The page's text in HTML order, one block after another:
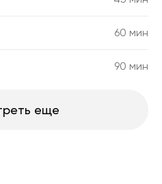
60 мин
90 мин
еще